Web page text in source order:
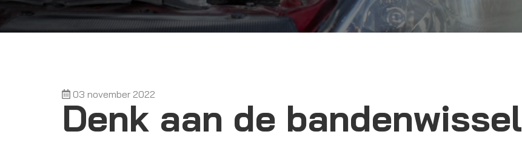
03 november 2022
Denk aan de bandenwissel